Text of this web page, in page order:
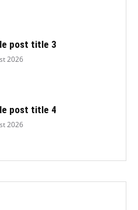
post title 3
2026
post title 4
2026